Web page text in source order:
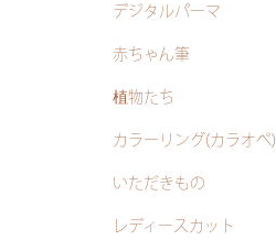
デジタルパーマ
赤ちゃん筆
植物たち
カラーリング(カラオペ)
いただきもの
レディースカット